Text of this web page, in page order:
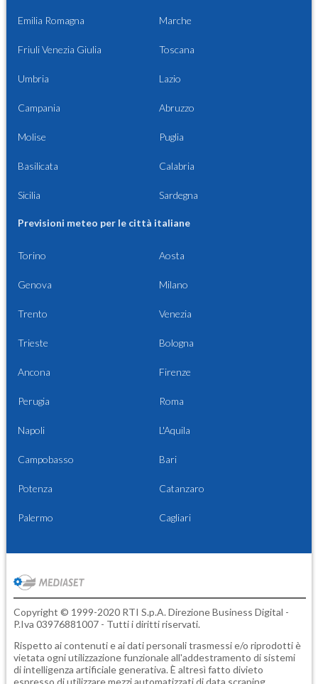
Emilia Romagna Marche
Friuli Venezia Giulia Toscana
Umbria Lazio
Campania Abruzzo
Molise Puglia
Basilicata Calabria
Sicilia Sardegna
Previsioni meteo per le città italiane
Torino Aosta
Genova Milano
Trento Venezia
Trieste Bologna
Ancona Firenze
Perugia Roma
Napoli L'Aquila
Campobasso Bari
Potenza Catanzaro
Palermo Cagliari
Copyright © 1999-2020 RTI S.p.A. Direzione Business Digital -
P.Iva 03976881007 - Tutti i diritti riservati.
Rispetto ai contenuti e ai dati personali trasmessi e/o riprodotti è
vietata ogni utilizzazione funzionale all'addestramento di sistemi
di intelligenza artificiale generativa. È altresì fatto divieto
espresso di utilizzare mezzi automatizzati di data scraping.